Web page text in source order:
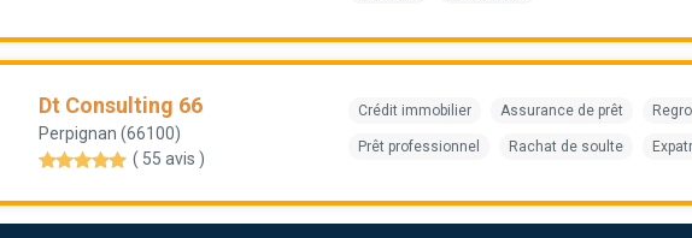
Dt Consulting 66
Perpignan (66100)
( 55 avis )
Crédit immobilier Assurance de prêt
Prêt professionnel Rachat de soulte